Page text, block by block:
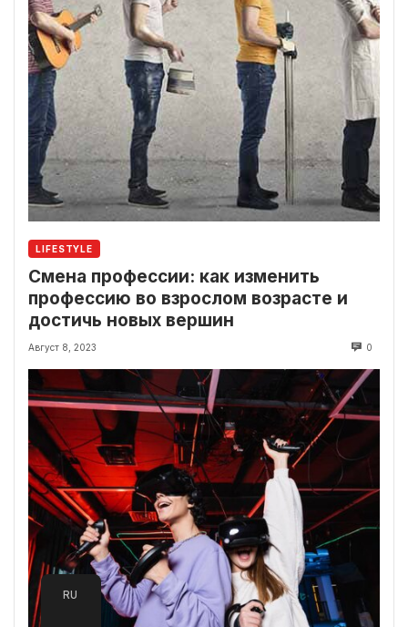
LIFESTYLE
Смена профессии: как изменить
профессию во взрослом возрасте и
достичь новых вершин
Август 8, 2023 0
RU